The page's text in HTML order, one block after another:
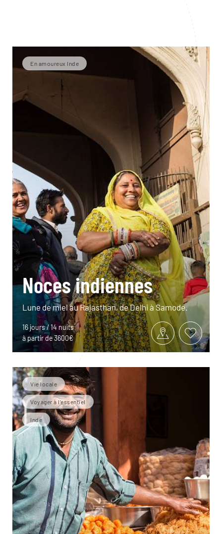
En amoureux Inde
Noces indiennes
Lune de miel au Rajasthan, de Delhi à Samode.
16 jours / 14 nuits
à partir de 3600€
Vie locale
Voyager à l’essentiel
Inde